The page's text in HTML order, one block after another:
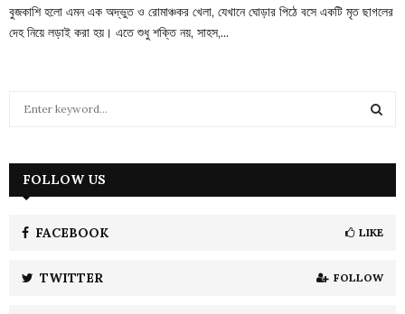
বুজকাশি হলো এমন এক অদ্ভুত ও রোমাঞ্চকর খেলা, যেখানে ঘোড়ার পিঠে বসে একটি মৃত ছাগলের
দেহ নিয়ে লড়াই করা হয়। এতে শুধু শক্তি নয়, সাহস,...
h
FOLLOW US
FACEBOOK LIKE
TWITTER FOLLOW